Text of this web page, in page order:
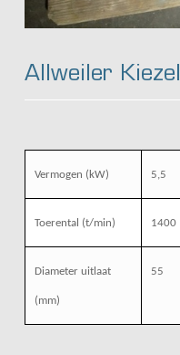
Allweiler Kiezel
Vermogen (kW) 5,5
Toerental (t/min) 1400
Diameter uitlaat
(mm)
55